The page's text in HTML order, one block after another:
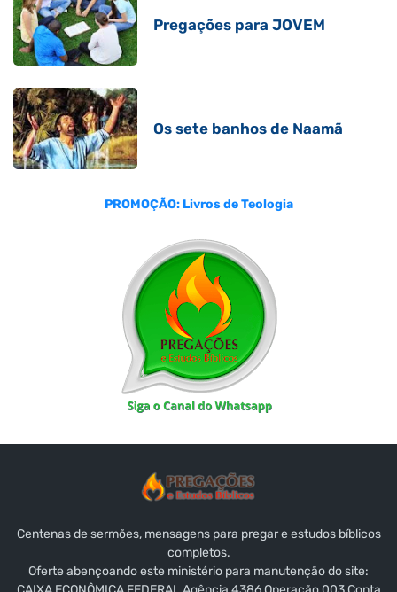
Pregações para JOVEM
Os sete banhos de Naamã
PROMOÇÃO: Livros de Teologia
Centenas de sermões, mensagens para pregar e estudos bíblicos
completos.
Oferte abençoando este ministério para manutenção do site: